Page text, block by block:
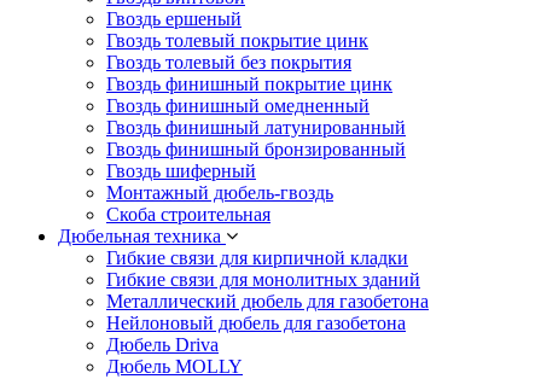
Гвоздь ершеный
Гвоздь толевый покрытие цинк
Гвоздь толевый без покрытия
Гвоздь финишный покрытие цинк
Гвоздь финишный омедненный
Гвоздь финишный латунированный
Гвоздь финишный бронзированный
Гвоздь шиферный
Монтажный дюбель-гвоздь
Скоба строительная
Дюбельная техника
Гибкие связи для кирпичной кладки
Гибкие связи для монолитных зданий
Металлический дюбель для газобетона
Нейлоновый дюбель для газобетона
Дюбель Driva
Дюбель MOLLY